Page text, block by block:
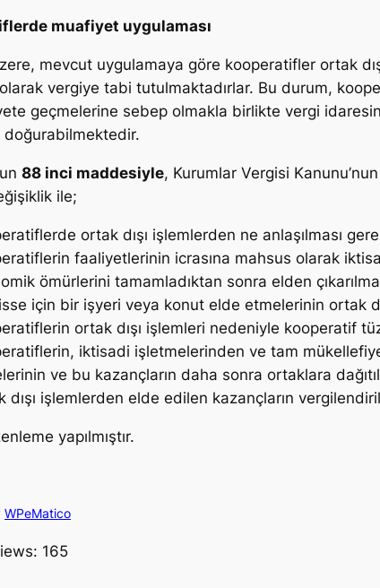
muafiyet uygulaması
mevcut uygulamaya göre kooperatifler ortak
vergiye tabi tutulmaktadırlar. Bu durum,
geçmelerine sebep olmakla birlikte vergi
doğurabilmektedir.
88 inci maddesiyle, Kurumlar Vergisi Kanunu’nun
ile;
ortak dışı işlemlerden ne anlaşılması
faaliyetlerinin icrasına mahsus olarak
ömürlerini tamamladıktan sonra elden
için bir işyeri veya konut elde etmelerinin ortak
ortak dışı işlemleri nedeniyle kooperatif
iktisadi işletmelerinden ve tam
ve bu kazançların daha sonra ortaklara
dışı işlemlerden elde edilen kazançların
yapılmıştır.
WPeMatico
165